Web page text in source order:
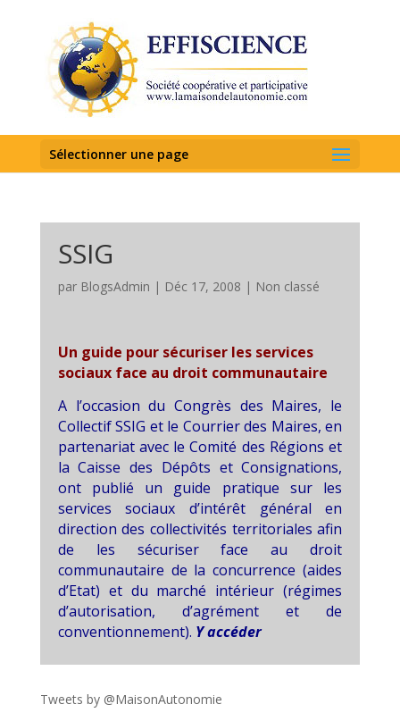
Sélectionner une page
SSIG
par BlogsAdmin | Déc 17, 2008 | Non classé
Un guide pour sécuriser les services
sociaux face au droit communautaire
A l’occasion du Congrès des Maires, le
Collectif SSIG et le Courrier des Maires, en
partenariat avec le Comité des Régions et
la Caisse des Dépôts et Consignations,
ont publié un guide pratique sur les
services sociaux d’intérêt général en
direction des collectivités territoriales afin
de les sécuriser face au droit
communautaire de la concurrence (aides
d’Etat) et du marché intérieur (régimes
d’autorisation, d’agrément et de
conventionnement). Y accéder
Tweets by @MaisonAutonomie